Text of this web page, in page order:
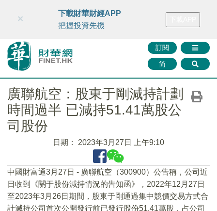
財華智庫網 FINTV FINMETA 財華證券 媒體矩陣
訂閱
简
×
下載財華財經APP
把握投資先機
廣聯航空：股東于剛減持計劃
時間過半 已減持51.41萬股公
司股份
日期： 2023年3月27日 上午9:10
中國財富通3月27日 - 廣聯航空（300900）公告稱，公司近
日收到《關于股份減持情況的告知函》，2022年12月27日
至2023年3月26日期間，股東于剛通過集中競價交易方式合
計減持公司首次公開發行前已發行股份51.41萬股，占公司